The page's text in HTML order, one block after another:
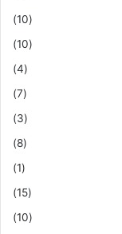
(10)
(10)
(4)
(7)
(3)
(8)
(1)
(15)
(10)